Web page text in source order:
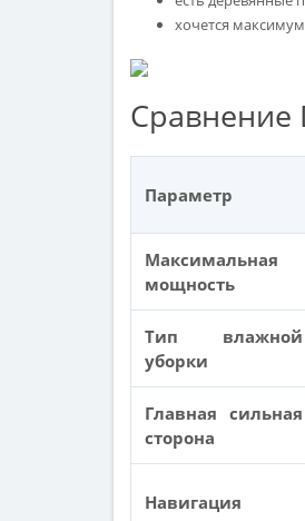
хочется
Сравнение
Параметр
Максимальная
мощность
Тип влажной
уборки
Главная сильная
сторона
Навигация